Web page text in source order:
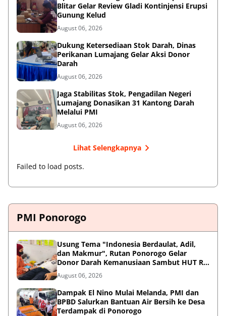
Blitar Gelar Review Gladi Kontinjensi Erupsi
Gunung Kelud
August 06, 2026
Dukung Ketersediaan Stok Darah, Dinas
Perikanan Lumajang Gelar Aksi Donor
Darah
August 06, 2026
Jaga Stabilitas Stok, Pengadilan Negeri
Lumajang Donasikan 31 Kantong Darah
Melalui PMI
August 06, 2026
Lihat Selengkapnya
Failed to load posts.
PMI Ponorogo
Usung Tema "Indonesia Berdaulat, Adil,
dan Makmur", Rutan Ponorogo Gelar
Donor Darah Kemanusiaan Sambut HUT RI
ke-81
August 06, 2026
Dampak El Nino Mulai Melanda, PMI dan
BPBD Salurkan Bantuan Air Bersih ke Desa
Terdampak di Ponorogo